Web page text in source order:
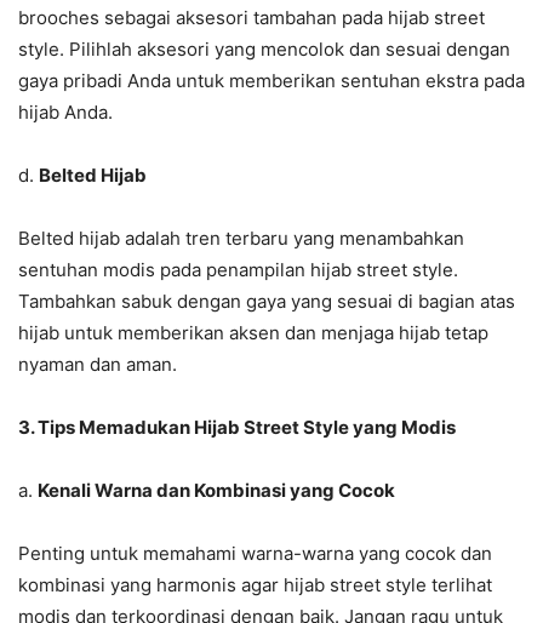
brooches sebagai aksesori tambahan pada hijab street
style. Pilihlah aksesori yang mencolok dan sesuai dengan
gaya pribadi Anda untuk memberikan sentuhan ekstra pada
hijab Anda.
d. Belted Hijab
Belted hijab adalah tren terbaru yang menambahkan
sentuhan modis pada penampilan hijab street style.
Tambahkan sabuk dengan gaya yang sesuai di bagian atas
hijab untuk memberikan aksen dan menjaga hijab tetap
nyaman dan aman.
3. Tips Memadukan Hijab Street Style yang Modis
a. Kenali Warna dan Kombinasi yang Cocok
Penting untuk memahami warna-warna yang cocok dan
kombinasi yang harmonis agar hijab street style terlihat
modis dan terkoordinasi dengan baik. Jangan ragu untuk